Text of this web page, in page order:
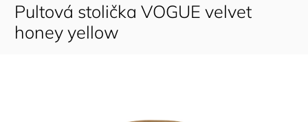
Pultová stolička VOGUE velvet
honey yellow